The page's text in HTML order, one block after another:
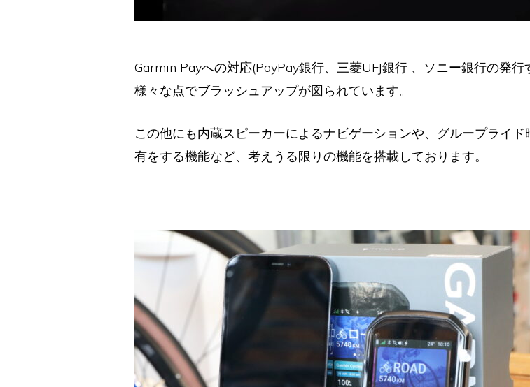
Garmin Payへの対応(PayPay銀行、三菱UFJ銀行 、ソニー銀行の発
様々な点でブラッシュアップが図られています。
この他にも内蔵スピーカーによるナビゲーションや、グループライ
有をする機能など、考えうる限りの機能を搭載しております。